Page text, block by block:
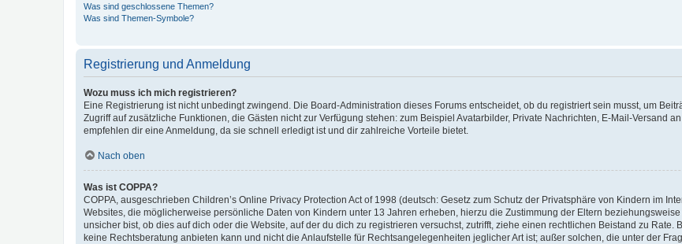
Was sind geschlossene Themen?
Was sind Themen-Symbole?
Registrierung und Anmeldung
Wozu muss ich mich registrieren?
Eine Registrierung ist nicht unbedingt zwingend. Die Board-Administration dieses Forums entscheidet, ob du registriert sein musst, um
Zugriff auf zusätzliche Funktionen, die Gästen nicht zur Verfügung stehen: zum Beispiel Avatarbilder, Private Nachrichten, E-Mail-Versand
empfehlen dir eine Anmeldung, da sie schnell erledigt ist und dir zahlreiche Vorteile bietet.
Nach oben
Was ist COPPA?
COPPA, ausgeschrieben Children’s Online Privacy Protection Act of 1998 (deutsch: Gesetz zum Schutz der Privatsphäre von Kindern im
Websites, die möglicherweise persönliche Daten von Kindern unter 13 Jahren erheben, hierzu die Zustimmung der Eltern
unsicher bist, ob dies auf dich oder die Website, auf der du dich zu registrieren versuchst, zutrifft, ziehe einen rechtlichen Beistand zu
keine Rechtsberatung anbieten kann und nicht die Anlaufstelle für Rechtsangelegenheiten jeglicher Art ist; außer solchen, die unter der